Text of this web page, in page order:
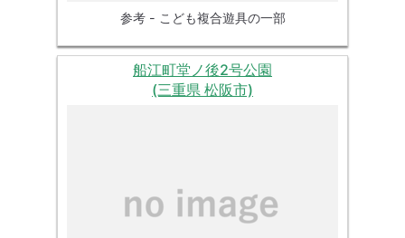
参考 - こども複合遊具の一部
船江町堂ノ後2号公園
(三重県 松阪市)